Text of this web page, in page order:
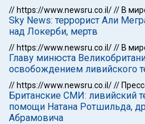
// https://www.newsru.co.il/// В
Sky News: террорист Али
над Локерби, мертв
// https://www.newsru.co.il/// В
Главу минюста
освобождением ливийского
// https://www.newsru.co.il///
Британские СМИ: ливийский
помощи Натана Ротшильда,
Абрамовича